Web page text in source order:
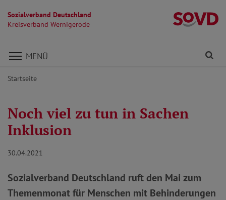
Sozialverband Deutschland
Kreisverband Wernigerode
Direkt zu den Inhalten springen
MENÜ
Startseite
Noch viel zu tun in Sachen
Inklusion
30.04.2021
Sozialverband Deutschland ruft den Mai zum
Themenmonat für Menschen mit Behinderungen